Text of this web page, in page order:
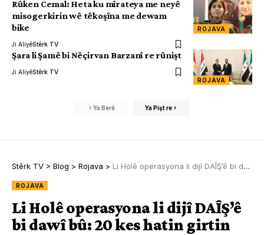
ROJAVA
Rûken Cemal: Heta ku mîrateya me neyê
misogerkirin wê têkoşîna me dewam
bike
Ji AliyêStêrk TV
ROJAVA
Şara li Şamê bi Nêçirvan Barzanî re rûnişt
Ji AliyêStêrk TV
Ya Berê Ya Pişt re
Stêrk TV > Blog > Rojava > Li Holê operasyona li dijî DAÎŞ’ê bi dawî bû: 20 kes hatin girtin
ROJAVA
Li Holê operasyona li dijî DAÎŞ’ê
bi dawî bû: 20 kes hatin girtin